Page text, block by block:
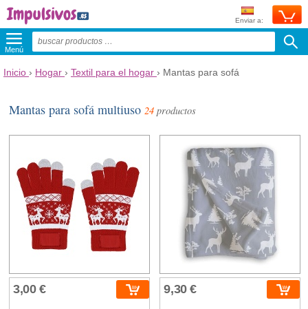
Enviar a:
Menú
Inicio › Hogar › Textil para el hogar › Mantas para sofá
Mantas para sofá multiuso24 productos
3,00 € 9,30 €